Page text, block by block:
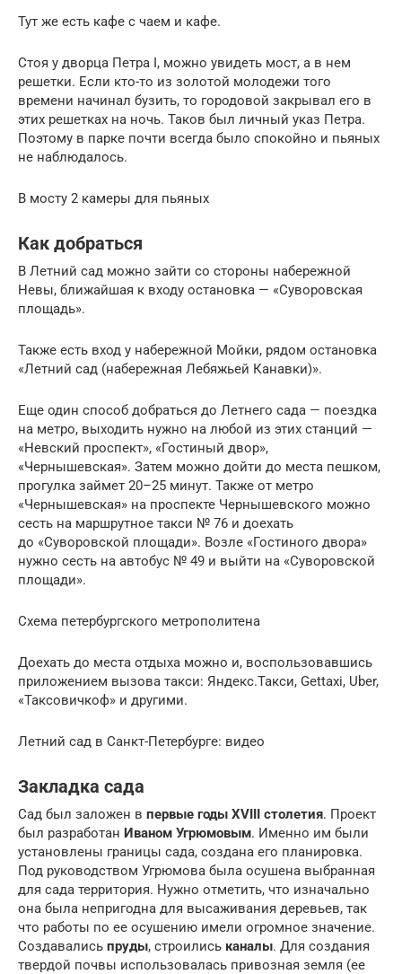
Тут же есть кафе с чаем и кафе.
Стоя у дворца Петра I, можно увидеть мост, а в нем
решетки. Если кто-то из золотой молодежи того
времени начинал бузить, то городовой закрывал его в
этих решетках на ночь. Таков был личный указ Петра.
Поэтому в парке почти всегда было спокойно и пьяных
не наблюдалось.
В мосту 2 камеры для пьяных
Как добраться
В Летний сад можно зайти со стороны набережной
Невы, ближайшая к входу остановка — «Суворовская
площадь».
Также есть вход у набережной Мойки, рядом остановка
«Летний сад (набережная Лебяжьей Канавки)».
Еще один способ добраться до Летнего сада — поездка
на метро, выходить нужно на любой из этих станций —
«Невский проспект», «Гостиный двор»,
«Чернышевская». Затем можно дойти до места пешком,
прогулка займет 20–25 минут. Также от метро
«Чернышевская» на проспекте Чернышевского можно
сесть на маршрутное такси № 76 и доехать
до «Суворовской площади». Возле «Гостиного двора»
нужно сесть на автобус № 49 и выйти на «Суворовской
площади».
Схема петербургского метрополитена
Доехать до места отдыха можно и, воспользовавшись
приложением вызова такси: Яндекс.Такси, Gettaxi, Uber,
«Таксовичкоф» и другими.
Летний сад в Санкт-Петербурге: видео
Закладка сада
Сад был заложен в первые годы XVIII столетия. Проект
был разработан Иваном Угрюмовым. Именно им были
установлены границы сада, создана его планировка.
Под руководством Угрюмова была осушена выбранная
для сада территория. Нужно отметить, что изначально
она была непригодна для высаживания деревьев, так
что работы по ее осушению имели огромное значение.
Создавались пруды, строились каналы. Для создания
твердой почвы использовалась привозная земля (ее